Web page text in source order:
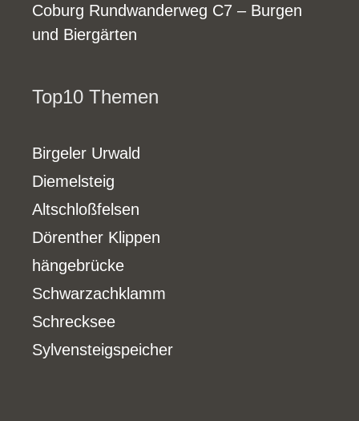
Coburg Rundwanderweg C7 – Burgen
und Biergärten
Top10 Themen
Birgeler Urwald
Diemelsteig
Altschloßfelsen
Dörenther Klippen
hängebrücke
Schwarzachklamm
Schrecksee
Sylvensteigspeicher